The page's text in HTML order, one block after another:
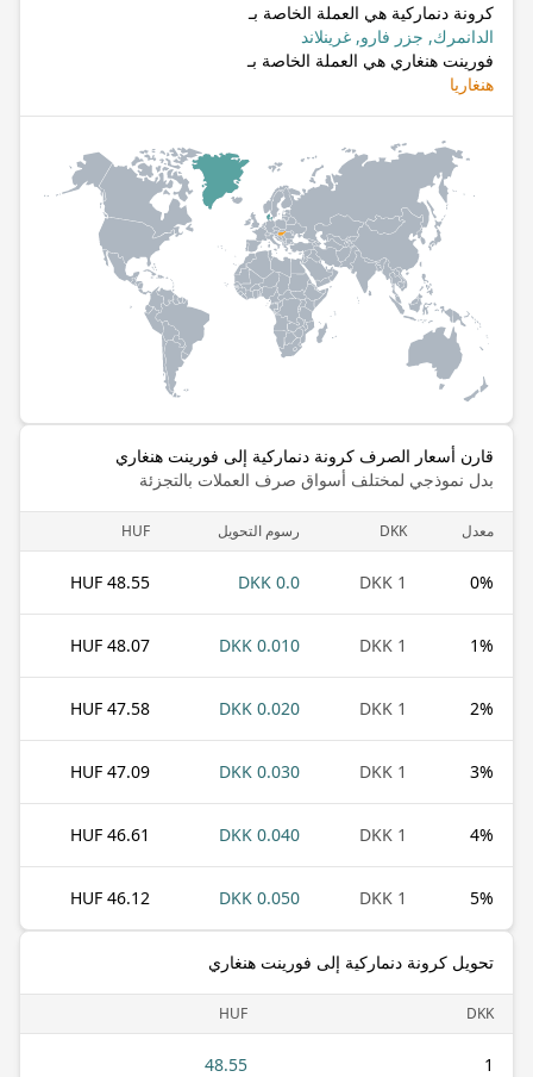
كرونة دنماركية هي العملة الخاصة بـ
الدانمرك, جزر فارو, غرينلاند
فورينت هنغاري هي العملة الخاصة بـ
هنغاريا
قارن أسعار الصرف كرونة دنماركية إلى فورينت هنغاري
بدل نموذجي لمختلف أسواق صرف العملات بالتجزئة
معدل DKK رسوم التحويل HUF
0%
1 DKK
0.0 DKK
48.55 HUF
1%
1 DKK
0.010 DKK
48.07 HUF
2%
1 DKK
0.020 DKK
47.58 HUF
3%
1 DKK
0.030 DKK
47.09 HUF
4%
1 DKK
0.040 DKK
46.61 HUF
5%
1 DKK
0.050 DKK
46.12 HUF
تحويل كرونة دنماركية إلى فورينت هنغاري
DKK
HUF
1
48.55